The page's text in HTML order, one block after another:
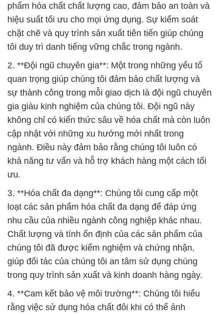
phẩm hóa chất chất lượng cao, đảm bảo an toàn và
hiệu suất tối ưu cho mọi ứng dụng. Sự kiểm soát
chặt chẽ và quy trình sản xuất tiên tiến giúp chúng
tôi duy trì danh tiếng vững chắc trong ngành.
2. **Đội ngũ chuyên gia**: Một trong những yếu tố
quan trọng giúp chúng tôi đảm bảo chất lượng và
sự thành công trong mỗi giao dịch là đội ngũ chuyên
gia giàu kinh nghiệm của chúng tôi. Đội ngũ này
không chỉ có kiến thức sâu về hóa chất mà còn luôn
cập nhật với những xu hướng mới nhất trong
ngành. Điều này đảm bảo rằng chúng tôi luôn có
khả năng tư vấn và hỗ trợ khách hàng một cách tối
ưu.
3. **Hóa chất đa dạng**: Chúng tôi cung cấp một
loạt các sản phẩm hóa chất đa dạng để đáp ứng
nhu cầu của nhiều ngành công nghiệp khác nhau.
Chất lượng và tính ổn định của các sản phẩm của
chúng tôi đã được kiểm nghiệm và chứng nhận,
giúp đối tác của chúng tôi an tâm sử dụng chúng
trong quy trình sản xuất và kinh doanh hàng ngày.
4. **Cam kết bảo vệ môi trường**: Chúng tôi hiểu
rằng việc sử dụng hóa chất đôi khi có thể ảnh